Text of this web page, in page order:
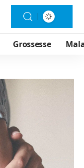
Grossesse